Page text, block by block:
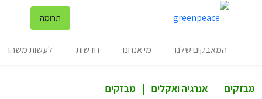
תרומה
המאבקים שלנו מי אנחנו חדשות לעשות משהו
מבזקים אנרגיה ואקלים | מבזקים